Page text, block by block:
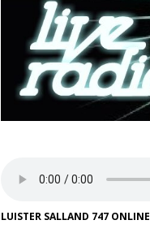
LUISTER SALLAND 747 ONLINE